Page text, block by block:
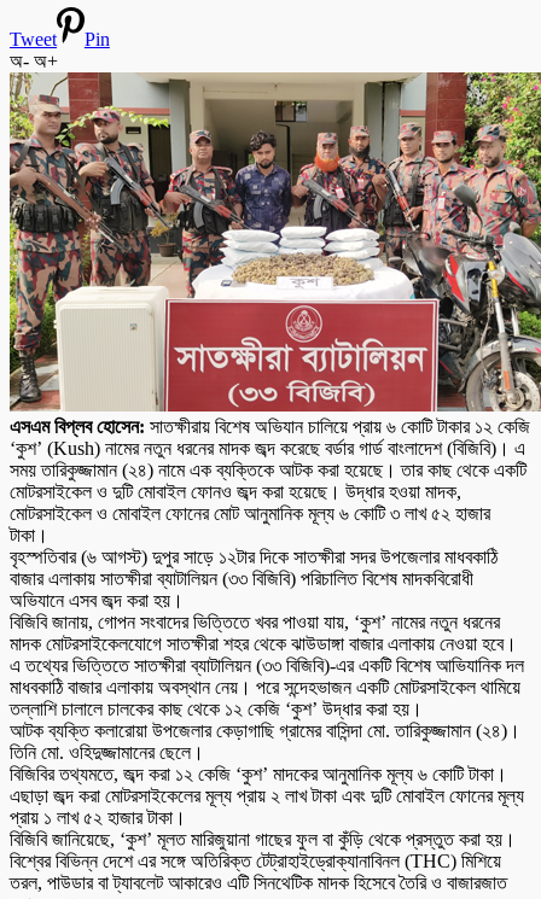
Tweet
Pin
অ- অ+
এসএম বিপ্লব হোসেন: সাতক্ষীরায় বিশেষ অভিযান চালিয়ে প্রায় ৬ কোটি টাকার ১২ কেজি
‘কুশ’ (Kush) নামের নতুন ধরনের মাদক জব্দ করেছে বর্ডার গার্ড বাংলাদেশ (বিজিবি)। এ
সময় তারিকুজ্জামান (২৪) নামে এক ব্যক্তিকে আটক করা হয়েছে। তার কাছ থেকে একটি
মোটরসাইকেল ও দুটি মোবাইল ফোনও জব্দ করা হয়েছে। উদ্ধার হওয়া মাদক,
মোটরসাইকেল ও মোবাইল ফোনের মোট আনুমানিক মূল্য ৬ কোটি ৩ লাখ ৫২ হাজার
টাকা।
বৃহস্পতিবার (৬ আগস্ট) দুপুর সাড়ে ১২টার দিকে সাতক্ষীরা সদর উপজেলার মাধবকাঠি
বাজার এলাকায় সাতক্ষীরা ব্যাটালিয়ন (৩৩ বিজিবি) পরিচালিত বিশেষ মাদকবিরোধী
অভিযানে এসব জব্দ করা হয়।
বিজিবি জানায়, গোপন সংবাদের ভিত্তিতে খবর পাওয়া যায়, ‘কুশ’ নামের নতুন ধরনের
মাদক মোটরসাইকেলযোগে সাতক্ষীরা শহর থেকে ঝাউডাঙ্গা বাজার এলাকায় নেওয়া হবে।
এ তথ্যের ভিত্তিতে সাতক্ষীরা ব্যাটালিয়ন (৩৩ বিজিবি)-এর একটি বিশেষ আভিযানিক দল
মাধবকাঠি বাজার এলাকায় অবস্থান নেয়। পরে সন্দেহভাজন একটি মোটরসাইকেল থামিয়ে
তল্লাশি চালালে চালকের কাছ থেকে ১২ কেজি ‘কুশ’ উদ্ধার করা হয়।
আটক ব্যক্তি কলারোয়া উপজেলার কেড়াগাছি গ্রামের বাসিন্দা মো. তারিকুজ্জামান (২৪)।
তিনি মো. ওহিদুজ্জামানের ছেলে।
বিজিবির তথ্যমতে, জব্দ করা ১২ কেজি ‘কুশ’ মাদকের আনুমানিক মূল্য ৬ কোটি টাকা।
এছাড়া জব্দ করা মোটরসাইকেলের মূল্য প্রায় ২ লাখ টাকা এবং দুটি মোবাইল ফোনের মূল্য
প্রায় ১ লাখ ৫২ হাজার টাকা।
বিজিবি জানিয়েছে, ‘কুশ’ মূলত মারিজুয়ানা গাছের ফুল বা কুঁড়ি থেকে প্রস্তুত করা হয়।
বিশ্বের বিভিন্ন দেশে এর সঙ্গে অতিরিক্ত টেট্রাহাইড্রোক্যানাবিনল (THC) মিশিয়ে
তরল, পাউডার বা ট্যাবলেট আকারেও এটি সিনথেটিক মাদক হিসেবে তৈরি ও বাজারজাত